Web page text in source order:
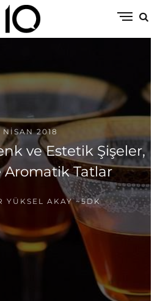
NISAN 2018
ve Estetik Şişeler,
Aromatik Tatlar
YÜKSEL AKAY ~5DK